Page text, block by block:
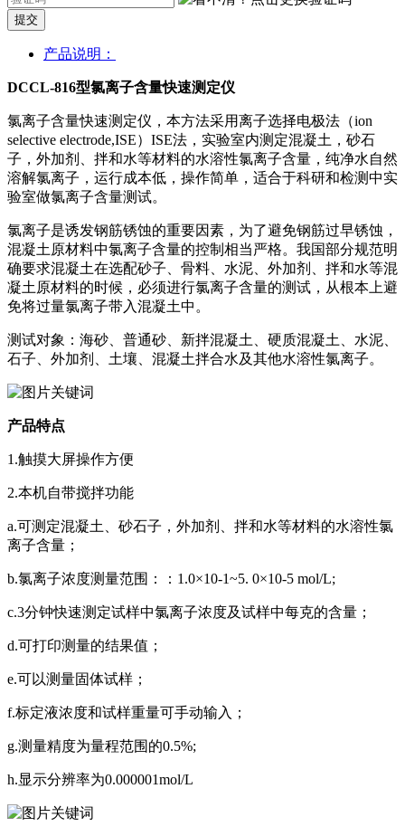
提交
产品说明：
DCCL-816型氯离子含量快速测定仪
氯离子含量快速测定仪，本方法采用离子选择电极法（ion
selective electrode,ISE）ISE法，实验室内测定混凝土，砂石
子，外加剂、拌和水等材料的水溶性氯离子含量，纯净水自然
溶解氯离子，运行成本低，操作简单，适合于科研和检测中实
验室做氯离子含量测试。
氯离子是诱发钢筋锈蚀的重要因素，为了避免钢筋过早锈蚀，
混凝土原材料中氯离子含量的控制相当严格。我国部分规范明
确要求混凝土在选配砂子、骨料、水泥、外加剂、拌和水等混
凝土原材料的时候，必须进行氯离子含量的测试，从根本上避
免将过量氯离子带入混凝土中。
测试对象：海砂、普通砂、新拌混凝土、硬质混凝土、水泥、
石子、外加剂、土壤、混凝土拌合水及其他水溶性氯离子。
产品特点
1.触摸大屏操作方便
2.本机自带搅拌功能
a.可测定混凝土、砂石子，外加剂、拌和水等材料的水溶性氯
离子含量；
b.氯离子浓度测量范围：：1.0×10-1~5. 0×10-5 mol/L;
c.3分钟快速测定试样中氯离子浓度及试样中每克的含量；
d.可打印测量的结果值；
e.可以测量固体试样；
f.标定液浓度和试样重量可手动输入；
g.测量精度为量程范围的0.5%;
h.显示分辨率为0.000001mol/L